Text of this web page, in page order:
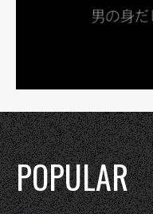
POPULAR